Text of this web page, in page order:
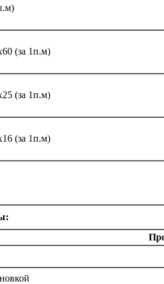
(за 1п.м)
(за 1п.м)
(за 1п.м)